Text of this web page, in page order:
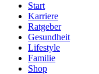
Start
Karriere
Ratgeber
Gesundheit
Lifestyle
Familie
Shop